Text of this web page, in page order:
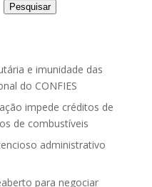
Pesquisar
e imunidade das
do CONFIES
impede créditos de
de combustíveis
administrativo
para negociar